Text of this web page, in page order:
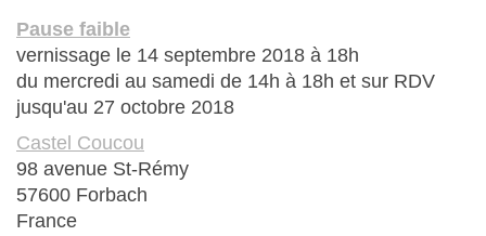
Pause faible
vernissage le 14 septembre 2018 à 18h
du mercredi au samedi de 14h à 18h et sur RDV
jusqu'au 27 octobre 2018
Castel Coucou
98 avenue St-Rémy
57600 Forbach
France